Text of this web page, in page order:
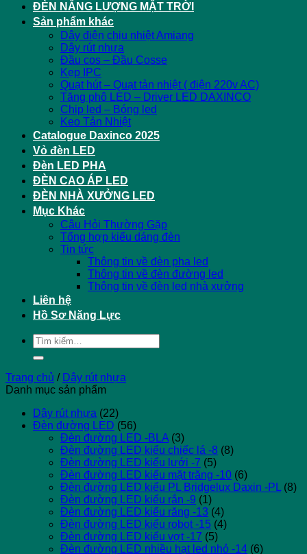
ĐÈN NĂNG LƯỢNG MẶT TRỜI
Sản phẩm khác
Dây điện chịu nhiệt Amiang
Dây rút nhựa
Đầu cos – Đầu Cosse
Kẹp IPC
Quạt hút – Quạt tản nhiệt ( điện 220v AC)
Tăng phô LED – Driver LED DAXINCO
Chip led – Bóng led
Keo Tản Nhiệt
Catalogue Daxinco 2025
Vỏ đèn LED
Đèn LED PHA
ĐÈN CAO ÁP LED
ĐÈN NHÀ XƯỞNG LED
Mục Khác
Câu Hỏi Thường Gặp
Tổng hợp kiểu dáng đèn
Tin tức
Thông tin về đèn pha led
Thông tin về đèn đường led
Thông tin về đèn led nhà xưởng
Liên hệ
Hồ Sơ Năng Lực
Tìm
kiếm:
Trang chủ / Dây rút nhựa
Danh mục sản phẩm
Dây rút nhựa (22)
Đèn đường LED (56)
Đèn đường LED -BLA (3)
Đèn đường LED kiểu chiếc lá -8 (8)
Đèn đường LED kiểu lưới -7 (5)
Đèn đường LED kiểu mặt trăng -10 (6)
Đèn đường LED kiểu PL Bridgelux Daxin -PL (8)
Đèn đường LED kiểu rắn -9 (1)
Đèn đường LED kiểu răng -13 (4)
Đèn đường LED kiểu robot -15 (4)
Đèn đường LED kiểu vợt -17 (5)
Đèn đường LED nhiều hạt led nhỏ -14 (6)